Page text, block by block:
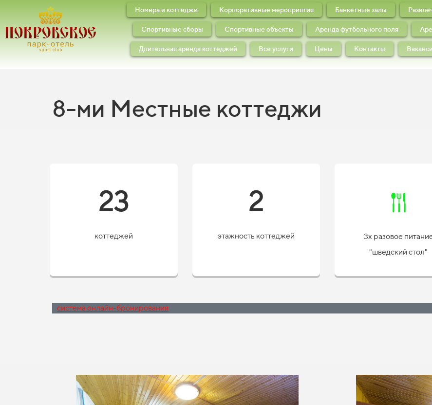
Номера и коттеджи Корпоративные мероприятия Банкетные залы
Спортивные сборы Спортивные объекты Аренда футбольного поля
Длительная аренда коттеджей Все услуги Цены Контакты
8-ми Местные коттеджи
23
коттеджей
2
этажность коттеджей
3х разовое
"шведский стол"
система онлайн-бронирования